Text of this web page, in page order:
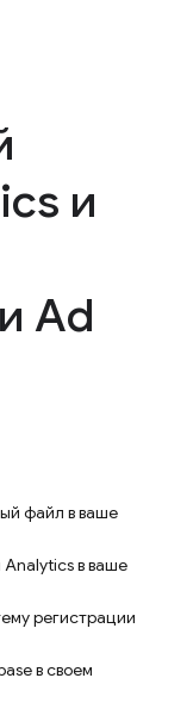
и
Ad
файл в ваше
Analytics в ваше
регистрации
в своем